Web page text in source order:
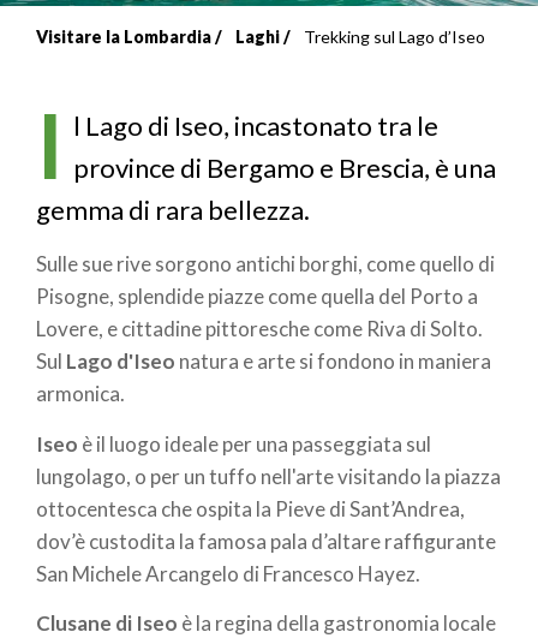
di
pane
Visitare la Lombardia Laghi Trekking sul Lago d’Iseo
I l Lago di Iseo, incastonato tra le
province di Bergamo e Brescia, è una
gemma di rara bellezza.
Sulle sue rive sorgono antichi borghi, come quello di
Pisogne, splendide piazze come quella del Porto a
Lovere, e cittadine pittoresche come Riva di Solto.
Sul Lago d'Iseo natura e arte si fondono in maniera
armonica.
Iseo è il luogo ideale per una passeggiata sul
lungolago, o per un tuffo nell'arte visitando la piazza
ottocentesca che ospita la Pieve di Sant’Andrea,
dov’è custodita la famosa pala d’altare raffigurante
San Michele Arcangelo di Francesco Hayez.
Clusane di Iseo è la regina della gastronomia locale